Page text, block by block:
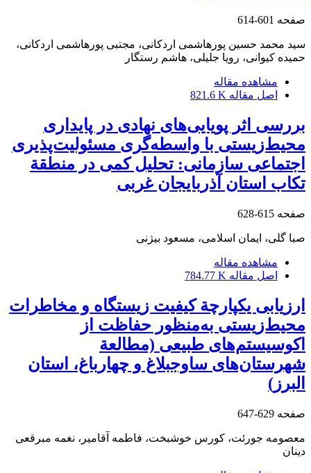
صفحه 601-614
سید محمد حسین پورهاشمی اردکانی، مجتبی پورهاشمی اردکانی،
حمیده کیوانی، رویا جلیلی، هاشم رستگار
مشاهده مقاله
اصل مقاله 821.6 K
بررسی اثر پویایی‌های نهادی در پایداری
محیط‌زیستی با واسطه‌گری مسئولیت‌پذیری
اجتماعی سازمانی: تحلیل کمی در منطقة
تکاب استان آذربایجان غربی
صفحه 615-628
صبا گلی، ایمان اسلامی، مسعود بیژنی
مشاهده مقاله
اصل مقاله 784.77 K
ارزیابی یکپارچة کیفیت زیستگاه و مخاطرات
محیط‌زیستی به‌منظور حفاظت از
اکوسیستم‌های طبیعی (مطالعة
شهرستان‌های ساوجبلاغ و چهارباغ، استان
البرز)
صفحه 629-647
معصومه جورئت، کورس خوشبخت، فاطمه آقامیر، نغمه مبرقعی
دینان